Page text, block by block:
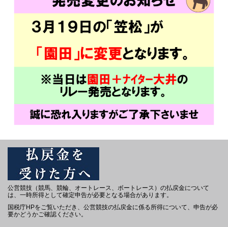
公営競技（競馬、競輪、オートレース、ボートレース）の払戻金について
は、一時所得として確定申告が必要となる場合があります。
国税庁HPをご覧いただき、公営競技の払戻金に係る所得について、申告が必
要かどうかご確認ください。